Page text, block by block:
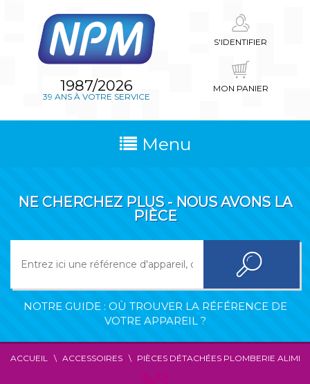
1987/2026
39 ANS À VOTRE SERVICE
S'IDENTIFIER
MON PANIER
Menu
NE CHERCHEZ PLUS - NOUS AVONS LA
PIÈCE
NOTRE GUIDE : OÙ TROUVER LA RÉFÉRENCE DE
VOTRE APPAREIL ?
ACCUEIL ACCESSOIRES PIÈCES DÉTACHÉES PLOMBERIE